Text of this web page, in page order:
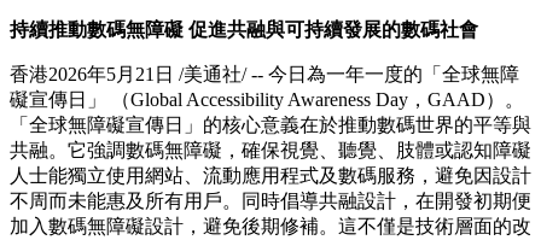
持續推動數碼無障礙 促進共融與可持續發展的數碼社會
香港2026年5月21日 /美通社/ -- 今日為一年一度的「全球無障
礙宣傳日」 （Global Accessibility Awareness Day，GAAD）。
「全球無障礙宣傳日」的核心意義在於推動數碼世界的平等與
共融。它強調數碼無障礙，確保視覺、聽覺、肢體或認知障礙
人士能獨立使用網站、流動應用程式及數碼服務，避免因設計
不周而未能惠及所有用戶。同時倡導共融設計，在開發初期便
加入數碼無障礙設計，避免後期修補。這不僅是技術層面的改